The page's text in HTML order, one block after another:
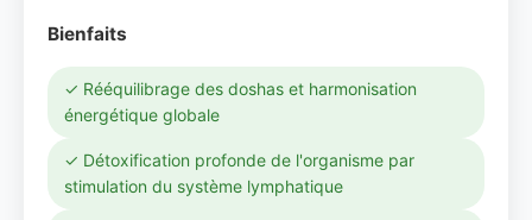
Bienfaits
✓ Rééquilibrage des doshas et harmonisation
énergétique globale
✓ Détoxification profonde de l'organisme par
stimulation du système lymphatique